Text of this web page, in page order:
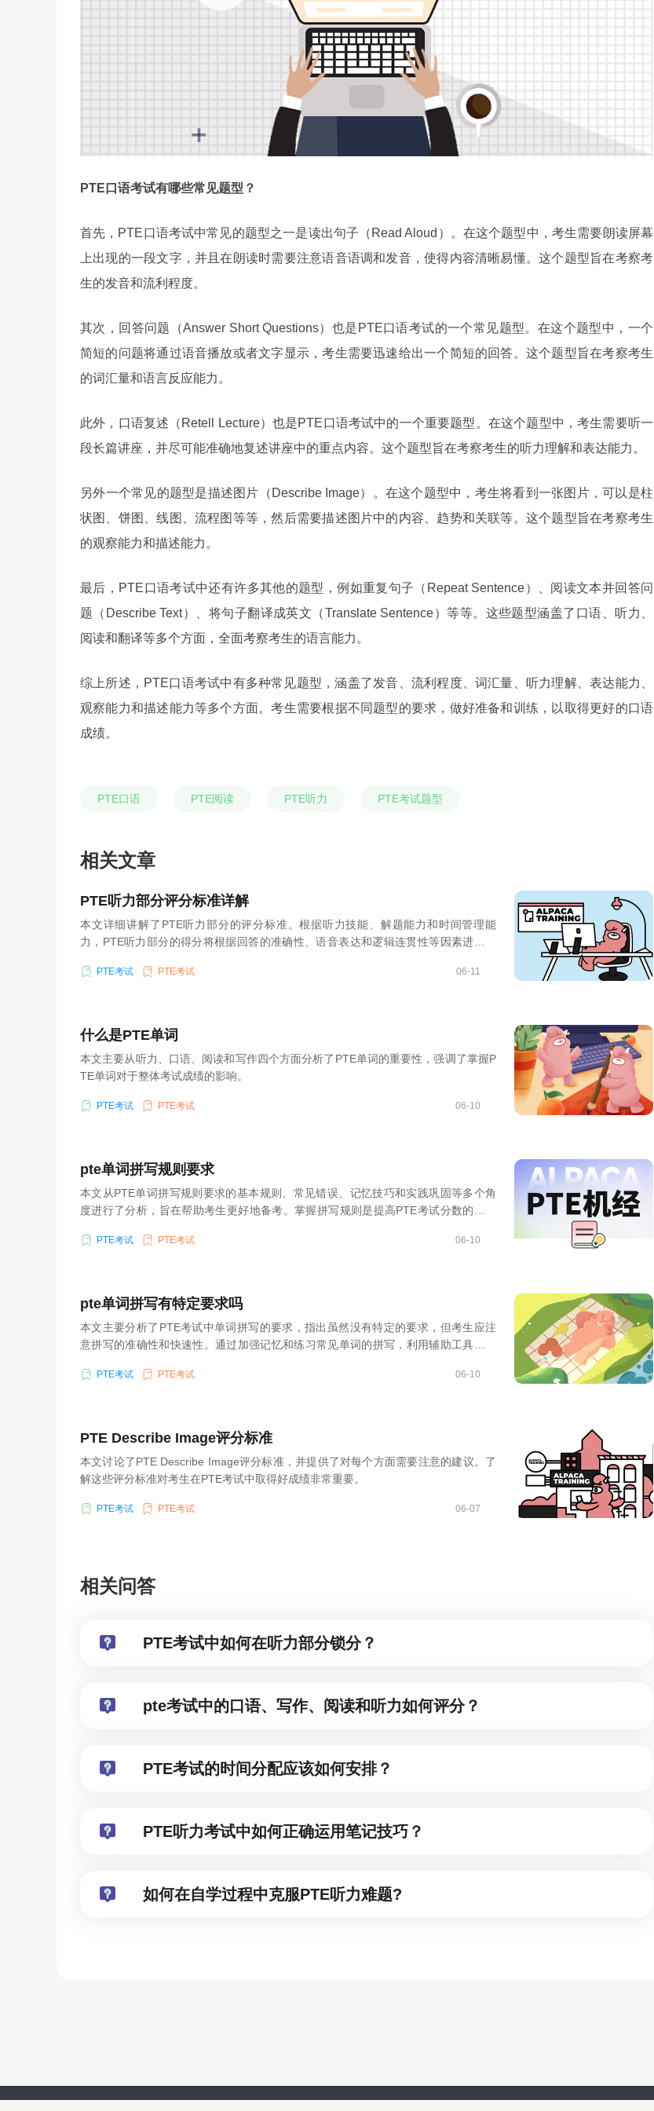
PTE口语考试有哪些常见题型？
首先，PTE口语考试中常见的题型之一是读出句子（Read Aloud）。在这个题型中，考生需要朗读屏幕
上出现的一段文字，并且在朗读时需要注意语音语调和发音，使得内容清晰易懂。这个题型旨在考察考
生的发音和流利程度。
其次，回答问题（Answer Short Questions）也是PTE口语考试的一个常见题型。在这个题型中，一个
简短的问题将通过语音播放或者文字显示，考生需要迅速给出一个简短的回答。这个题型旨在考察考生
的词汇量和语言反应能力。
此外，口语复述（Retell Lecture）也是PTE口语考试中的一个重要题型。在这个题型中，考生需要听一
段长篇讲座，并尽可能准确地复述讲座中的重点内容。这个题型旨在考察考生的听力理解和表达能力。
另外一个常见的题型是描述图片（Describe Image）。在这个题型中，考生将看到一张图片，可以是柱
状图、饼图、线图、流程图等等，然后需要描述图片中的内容、趋势和关联等。这个题型旨在考察考生
的观察能力和描述能力。
最后，PTE口语考试中还有许多其他的题型，例如重复句子（Repeat Sentence）、阅读文本并回答问
题（Describe Text）、将句子翻译成英文（Translate Sentence）等等。这些题型涵盖了口语、听力、
阅读和翻译等多个方面，全面考察考生的语言能力。
综上所述，PTE口语考试中有多种常见题型，涵盖了发音、流利程度、词汇量、听力理解、表达能力、
观察能力和描述能力等多个方面。考生需要根据不同题型的要求，做好准备和训练，以取得更好的口语
成绩。
PTE口语 PTE阅读 PTE听力 PTE考试题型
相关文章
PTE听力部分评分标准详解
本文详细讲解了PTE听力部分的评分标准。根据听力技能、解题能力和时间管理能
力，PTE听力部分的得分将根据回答的准确性、语音表达和逻辑连贯性等因素进行评
中的细节信息。
PTE考试 PTE考试 06-11
什么是PTE单词
本文主要从听力、口语、阅读和写作四个方面分析了PTE单词的重要性，强调了掌握P
TE单词对于整体考试成绩的影响。
PTE考试 PTE考试 06-10
pte单词拼写规则要求
本文从PTE单词拼写规则要求的基本规则、常见错误、记忆技巧和实践巩固等多个角
度进行了分析，旨在帮助考生更好地备考。掌握拼写规则是提高PTE考试分数的关键
PTE考试 PTE考试 06-10
pte单词拼写有特定要求吗
本文主要分析了PTE考试中单词拼写的要求，指出虽然没有特定的要求，但考生应注
意拼写的准确性和快速性。通过加强记忆和练习常见单词的拼写，利用辅助工具等方
PTE考试 PTE考试 06-10
PTE Describe Image评分标准
本文讨论了PTE Describe Image评分标准，并提供了对每个方面需要注意的建议。了
解这些评分标准对考生在PTE考试中取得好成绩非常重要。
PTE考试 PTE考试 06-07
相关问答
PTE考试中如何在听力部分锁分？
pte考试中的口语、写作、阅读和听力如何评分？
PTE考试的时间分配应该如何安排？
PTE听力考试中如何正确运用笔记技巧？
如何在自学过程中克服PTE听力难题?